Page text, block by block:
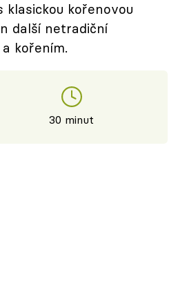
kořenovou
další netradiční
kořením.
30 minut